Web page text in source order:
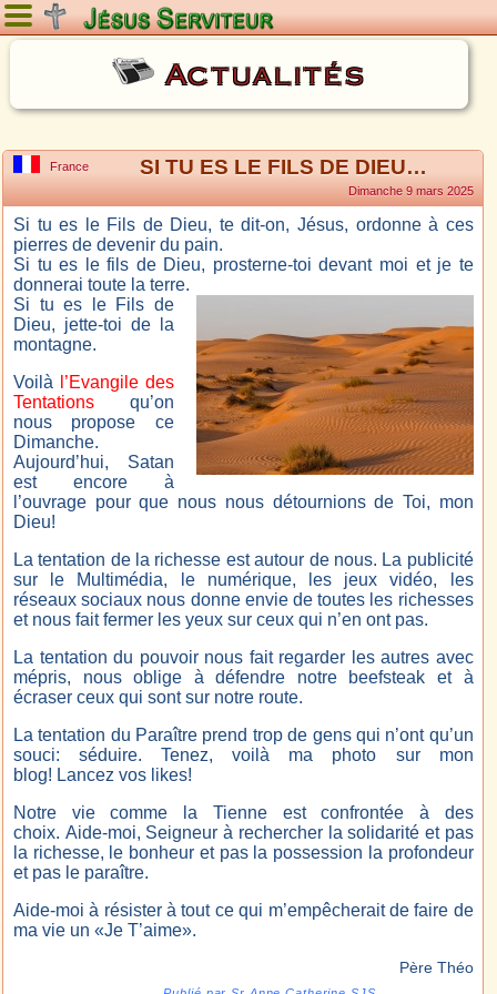
Dimanche 9 août 2026
Actualités
France SI TU ES LE FILS DE DIEU…
Dimanche 9 mars 2025
Si tu es le Fils de Dieu, te dit-on, Jésus, ordonne à ces
pierres de devenir du pain.
Si tu es le fils de Dieu, prosterne-toi devant moi et je te
donnerai toute la terre.
Si tu es le Fils de
Dieu, jette-toi de la
montagne.
Voilà
l’Evangile des
Tentations qu’on
nous propose ce
Dimanche.
Aujourd’hui, Satan
est encore à
l’ouvrage pour que nous nous détournions de Toi, mon
Dieu!
La tentation de la richesse est autour de nous. La publicité
sur le Multimédia, le numérique, les jeux vidéo, les
réseaux sociaux nous donne envie de toutes les richesses
et nous fait fermer les yeux sur ceux qui n’en ont pas.
La tentation du pouvoir nous fait regarder les autres avec
mépris, nous oblige à défendre notre beefsteak et à
écraser ceux qui sont sur notre route.
La tentation du Paraître prend trop de gens qui n’ont qu’un
souci: séduire. Tenez, voilà ma photo sur mon
blog! Lancez vos likes!
Notre vie comme la Tienne est confrontée à des
choix. Aide-moi, Seigneur à rechercher la solidarité et pas
la richesse, le bonheur et pas la possession la profondeur
et pas le paraître.
Aide-moi à résister à tout ce qui m’empêcherait de faire de
ma vie un «Je T’aime».
Père Théo